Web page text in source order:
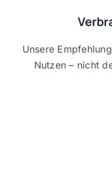
Unsere
Nutzen – nicht